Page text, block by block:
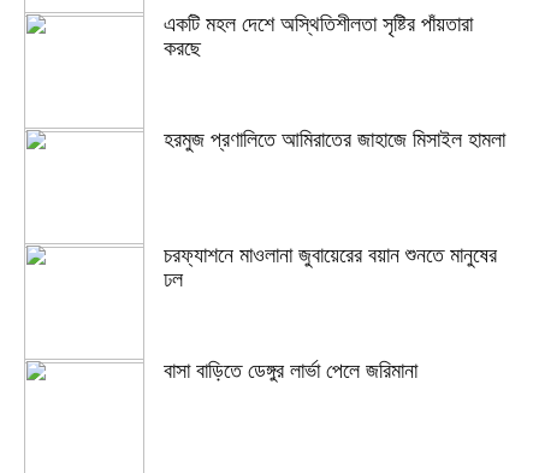
একটি মহল দেশে অস্থিতিশীলতা সৃষ্টির পাঁয়তারা
করছে
হরমুজ প্রণালিতে আমিরাতের জাহাজে মিসাইল হামলা
চরফ্যাশনে মাওলানা জুবায়েরের বয়ান শুনতে মানুষের
ঢল
বাসা বাড়িতে ডেঙ্গুর লার্ভা পেলে জরিমানা